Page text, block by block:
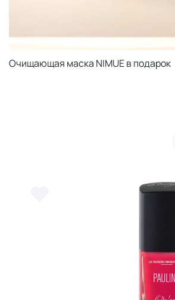
Очищающая маска NIMUE в подарок